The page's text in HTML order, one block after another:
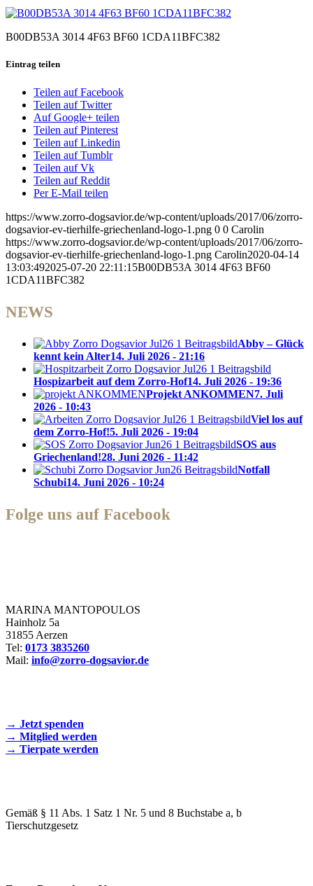
B00DB53A 3014 4F63 BF60 1CDA11BFC382
Eintrag teilen
Teilen auf Facebook
Teilen auf Twitter
Auf Google+ teilen
Teilen auf Pinterest
Teilen auf Linkedin
Teilen auf Tumblr
Teilen auf Vk
Teilen auf Reddit
Per E-Mail teilen
https://www.zorro-dogsavior.de/wp-content/uploads/2017/06/zorro-
dogsavior-ev-tierhilfe-griechenland-logo-1.png 0 0 Carolin
https://www.zorro-dogsavior.de/wp-content/uploads/2017/06/zorro-
dogsavior-ev-tierhilfe-griechenland-logo-1.png Carolin2020-04-14
13:03:492025-07-20 22:11:15B00DB53A 3014 4F63 BF60
1CDA11BFC382
NEWS
Abby – Glück
kennt kein Alter14. Juli 2026 - 21:16
Hospizarbeit auf dem Zorro-Hof14. Juli 2026 - 19:36
Projekt ANKOMMEN7. Juli
2026 - 10:43
Viel los auf
dem Zorro-Hof!5. Juli 2026 - 19:04
SOS aus
Griechenland!28. Juni 2026 - 11:42
Notfall
Schubi14. Juni 2026 - 10:24
Folge uns auf Facebook
MARINA MANTOPOULOS
Hainholz 5a
31855 Aerzen
Tel: 0173 3835260
Mail: info@zorro-dogsavior.de
→ Jetzt spenden
→ Mitglied werden
→ Tierpate werden
Gemäß § 11 Abs. 1 Satz 1 Nr. 5 und 8 Buchstabe a, b
Tierschutzgesetz